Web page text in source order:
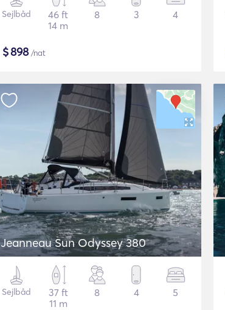
Sejlbåd
46 ft
14 m
8 3 4
$898/nat
Jeanneau Sun Odyssey 380
Sejlbåd
37 ft
11 m
8 4 5